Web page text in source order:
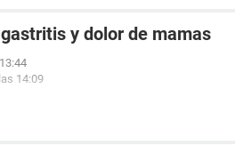
y dolor de mamas
14:09